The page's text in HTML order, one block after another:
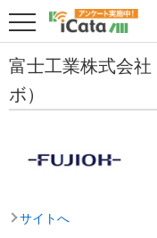
富士工業株式会
ボ）
サイトへ